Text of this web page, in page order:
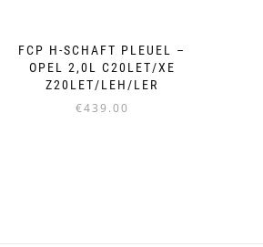
FCP H-SCHAFT PLEUEL –
OPEL 2,0L C20LET/XE
Z20LET/LEH/LER
€439.00